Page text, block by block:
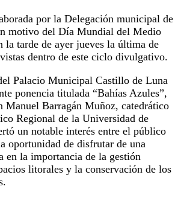
por la Delegación municipal de
motivo del Día Mundial del Medio
la tarde de ayer jueves la última de
dentro de este ciclo divulgativo.
Palacio Municipal Castillo de Luna
ponencia titulada “Bahías Azules”,
Manuel Barragán Muñoz, catedrático
Regional de la Universidad de
un notable interés entre el público
oportunidad de disfrutar de una
en la importancia de la gestión
litorales y la conservación de los